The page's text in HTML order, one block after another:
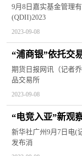
8日暂停申购、
9月8日嘉实基金管理
(QDII)2023
2023-09-08
“浦商银”依托交
效
期货日报网讯（记者
品交易所
2023-09-08
“电竞入亚”新观
才需求大
新华社广州9月7日电(
发布消